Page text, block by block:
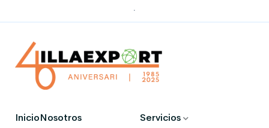
.
InicioNosotros Servicios